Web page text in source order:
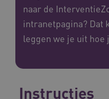
naar de
intranetpagina? Dat
leggen we je uit hoe
Instructies